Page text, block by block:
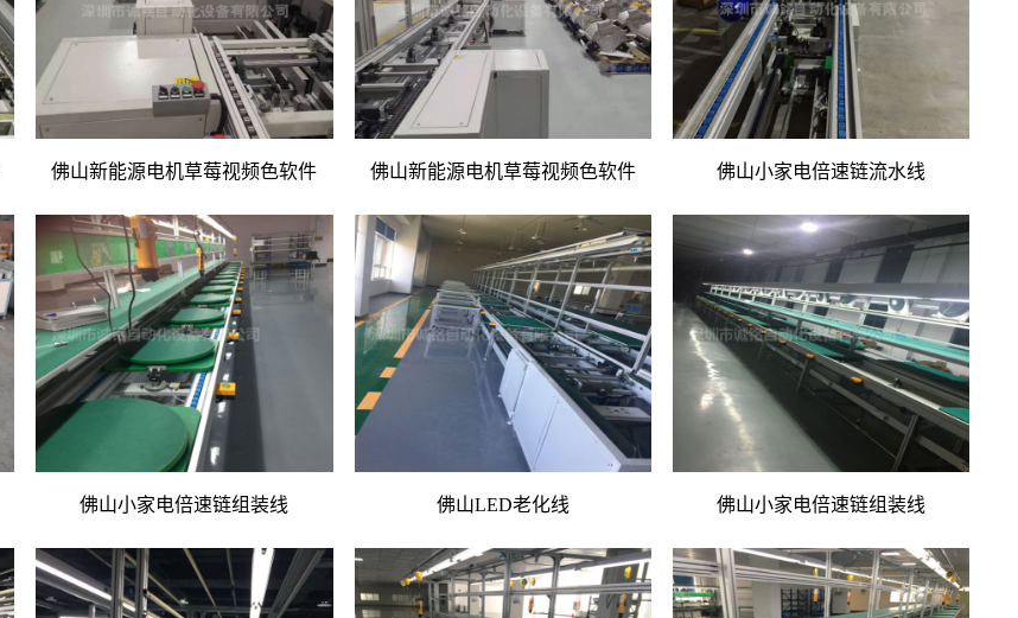
佛山新能源电机草莓视频色软件 佛山新能源电机草莓视频色软件 佛山小家电倍速链流水线
佛山小家电倍速链组装线 佛山LED老化线 佛山小家电倍速链组装线